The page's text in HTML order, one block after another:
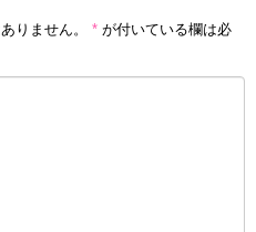
りません。 * が付いている欄は必